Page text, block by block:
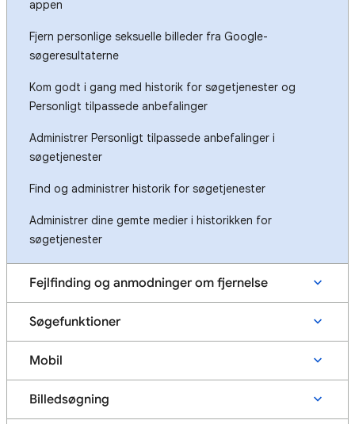
appen
Fjern personlige seksuelle billeder fra Google-
søgeresultaterne
Kom godt i gang med historik for søgetjenester og
Personligt tilpassede anbefalinger
Administrer Personligt tilpassede anbefalinger i
søgetjenester
Find og administrer historik for søgetjenester
Administrer dine gemte medier i historikken for
søgetjenester
Fejlfinding og anmodninger om fjernelse
Søgefunktioner
Mobil
Billedsøgning